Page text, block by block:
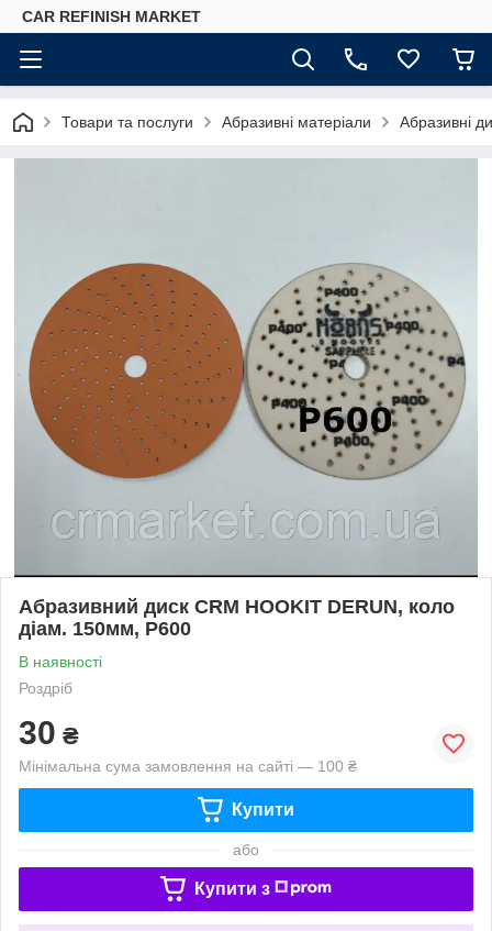
CAR REFINISH MARKET
Товари та послуги Абразивні матеріали Абразивні
Абразивний диск CRM HOOKIT DERUN, коло
діам. 150мм, Р600
В наявності
Роздріб
30 ₴
Мінімальна сума замовлення на сайті — 100 ₴
Купити
або
Купити з